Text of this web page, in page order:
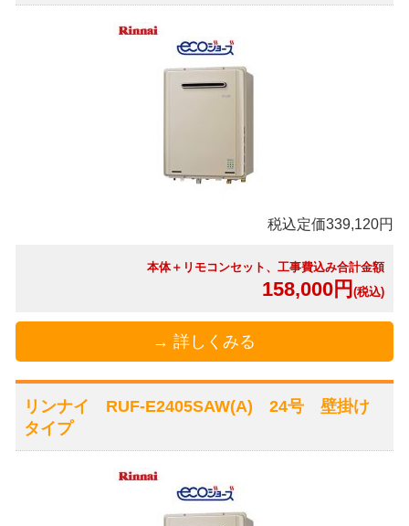
税込定価339,120円
本体＋リモコンセット、工事費込み合計金額
158,000円 (税込)
→ 詳しくみる
リンナイ RUF-E2405SAW(A) 24号 壁掛け
タイプ